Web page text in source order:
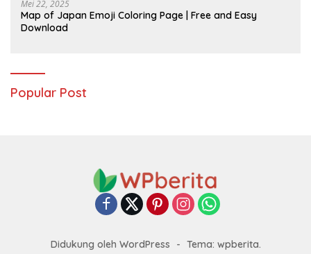
Mei 22, 2025
Map of Japan Emoji Coloring Page | Free and Easy
Download
Popular Post
Didukung oleh WordPress - Tema: wpberita.